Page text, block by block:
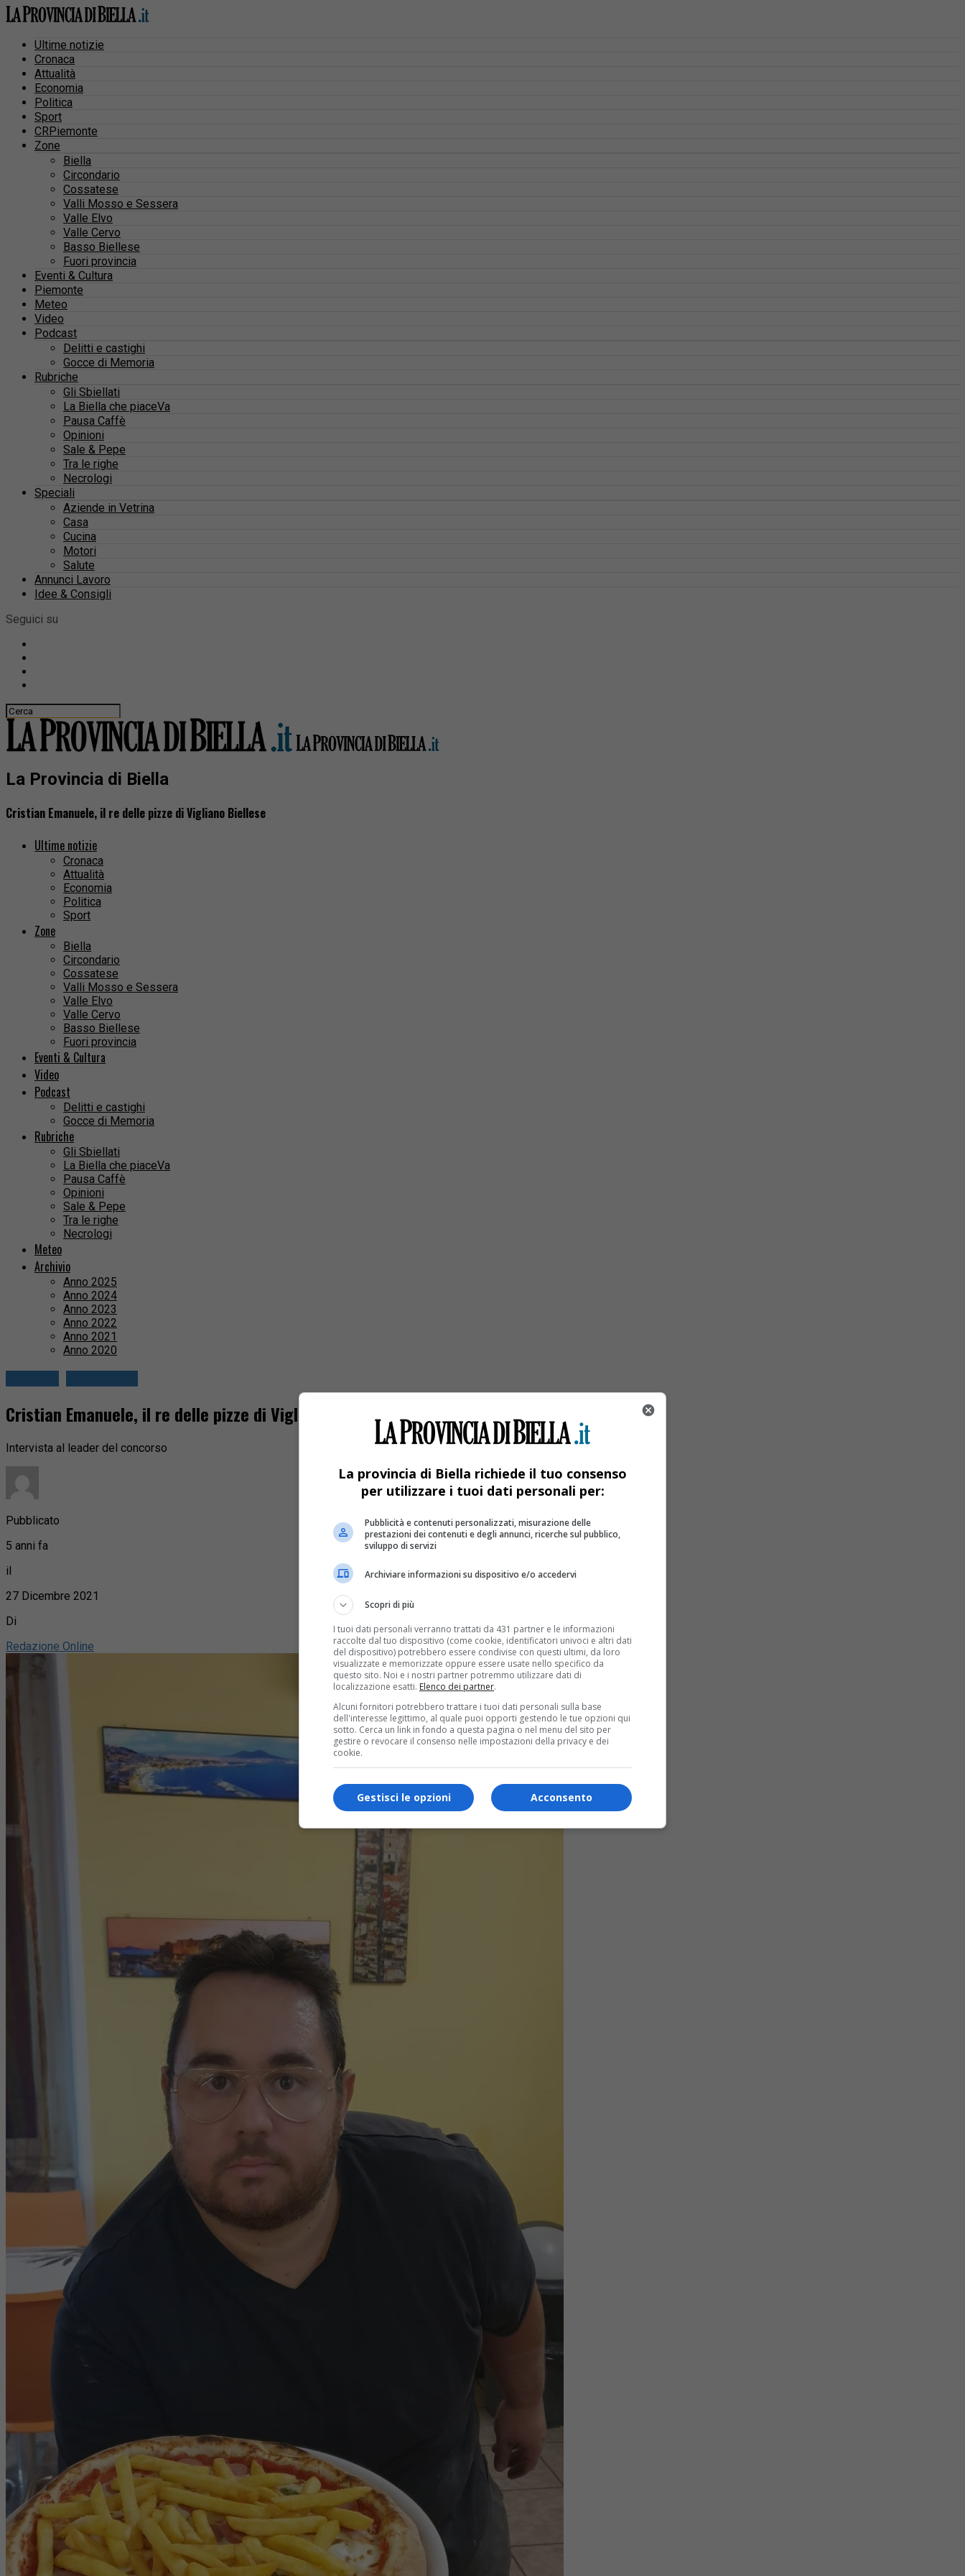
Ultime notizie
Cronaca
Attualità
Economia
Politica
Sport
CRPiemonte
Zone
Biella
Circondario
Cossatese
Valli Mosso e Sessera
Valle Elvo
Valle Cervo
Basso Biellese
Fuori provincia
Eventi & Cultura
Piemonte
Meteo
Video
Podcast
Delitti e castighi
Gocce di Memoria
Rubriche
Gli Sbiellati
La Biella che piaceVa
Pausa Caffè
Opinioni
Sale & Pepe
Tra le righe
Necrologi
Speciali
Aziende in Vetrina
Casa
Cucina
Motori
Salute
Annunci Lavoro
Idee & Consigli
Seguici su
La Provincia di Biella
Cristian Emanuele, il re delle pizze di Vigliano Biellese
Ultime notizie
Cronaca
Attualità
Economia
Politica
Sport
Zone
Biella
Circondario
Cossatese
Valli Mosso e Sessera
Valle Elvo
Valle Cervo
Basso Biellese
Fuori provincia
Eventi & Cultura
Video
Podcast
Delitti e castighi
Gocce di Memoria
Rubriche
Gli Sbiellati
La Biella che piaceVa
Pausa Caffè
Opinioni
Sale & Pepe
Tra le righe
Necrologi
Meteo
Archivio
Anno 2025
Anno 2024
Anno 2023
Anno 2022
Anno 2021
Anno 2020
Cristian Emanuele, il re delle pizze di Vigliano Biellese
Intervista al leader del concorso
Pubblicato
5 anni fa
il
27 Dicembre 2021
Di
Redazione Online
La provincia di Biella richiede il tuo consenso
per utilizzare i tuoi dati personali per:
Pubblicità e contenuti personalizzati, misurazione delle
prestazioni dei contenuti e degli annunci, ricerche sul pubblico,
sviluppo di servizi
Archiviare informazioni su dispositivo e/o accedervi
Scopri di più
I tuoi dati personali verranno trattati da 431 partner e le informazioni
raccolte dal tuo dispositivo (come cookie, identificatori univoci e altri dati
del dispositivo) potrebbero essere condivise con questi ultimi, da loro
visualizzate e memorizzate oppure essere usate nello specifico da
questo sito. Noi e i nostri partner potremmo utilizzare dati di
localizzazione esatti. Elenco dei partner.
Alcuni fornitori potrebbero trattare i tuoi dati personali sulla base
dell'interesse legittimo, al quale puoi opporti gestendo le tue opzioni qui
sotto. Cerca un link in fondo a questa pagina o nel menu del sito per
gestire o revocare il consenso nelle impostazioni della privacy e dei
cookie.
Acconsento
Gestisci le opzioni